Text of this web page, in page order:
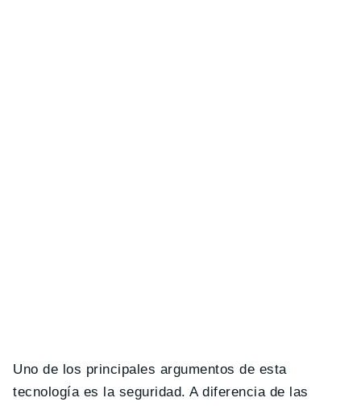
Uno de los principales argumentos de esta
tecnología es la seguridad. A diferencia de las